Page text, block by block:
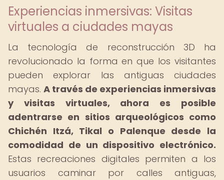
Experiencias inmersivas: Visitas
virtuales a ciudades mayas
La tecnología de reconstrucción 3D ha
revolucionado la forma en que los visitantes
pueden explorar las antiguas ciudades
mayas. A través de experiencias inmersivas
y visitas virtuales, ahora es posible
adentrarse en sitios arqueológicos como
Chichén Itzá, Tikal o Palenque desde la
comodidad de un dispositivo electrónico.
Estas recreaciones digitales permiten a los
usuarios caminar por calles antiguas,